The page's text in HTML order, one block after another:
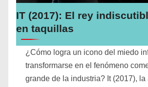
IT (2017): El rey
en taquillas
¿Cómo logra un icono del miedo
transformarse en el fenómeno
grande de la industria? It (2017), la